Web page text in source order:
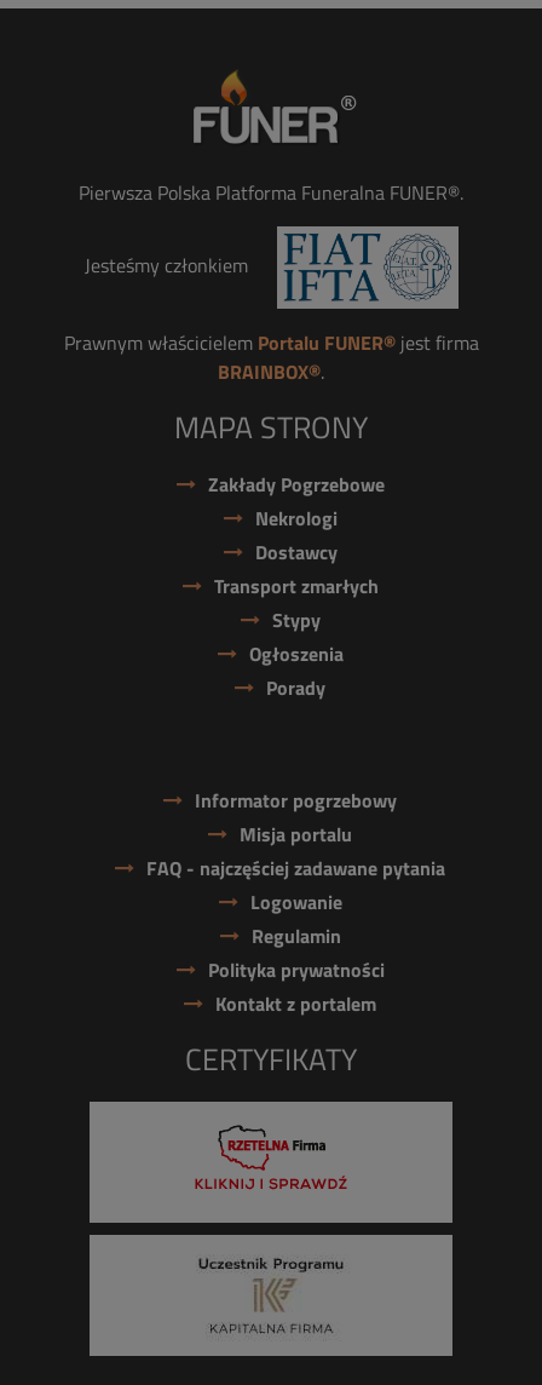
Pierwsza Polska Platforma Funeralna FUNER®.
Jesteśmy członkiem
Prawnym właścicielem Portalu FUNER®jest firma
BRAINBOX®.
MAPA STRONY
Zakłady Pogrzebowe
Nekrologi
Dostawcy
Transport zmarłych
Stypy
Ogłoszenia
Porady
Informator pogrzebowy
Misja portalu
FAQ - najczęściej zadawane pytania
Logowanie
Regulamin
Polityka prywatności
Kontakt z portalem
CERTYFIKATY